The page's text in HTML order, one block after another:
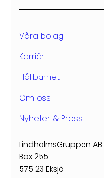
E
Våra bolag
Eksjöhus
Eksjöhus Bostad
Karriär
Lediga tjänster
Hållbarhet
CSR
Om oss
Våra ägare
Kontakta oss
Visselblåsarpolicy
Nyheter & Press
LindholmsGruppen AB
Box 255
575 23 Eksjö